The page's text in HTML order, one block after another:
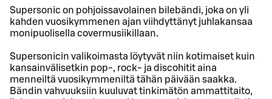
Supersonic on pohjoissavolainen bilebändi, joka on yli
kahden vuosikymmenen ajan viihdyttänyt juhlakansaa
monipuolisella covermusiikillaan.
Supersonicin valikoimasta löytyvät niin kotimaiset kuin
kansainvälisetkin pop-, rock- ja discohitit aina
menneiltä vuosikymmeniltä tähän päivään saakka.
Bändin vahvuuksiin kuuluvat tinkimätön ammattitaito,